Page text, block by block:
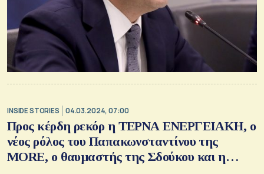
INSIDE STORIES 04.03.2024, 07:00
Προς κέρδη ρεκόρ η ΤΕΡΝΑ ΕΝΕΡΓΕΙΑΚΗ, ο
νέος ρόλος του Παπακωνσταντίνου της
MORE, ο θαυμαστής της Σδούκου και η